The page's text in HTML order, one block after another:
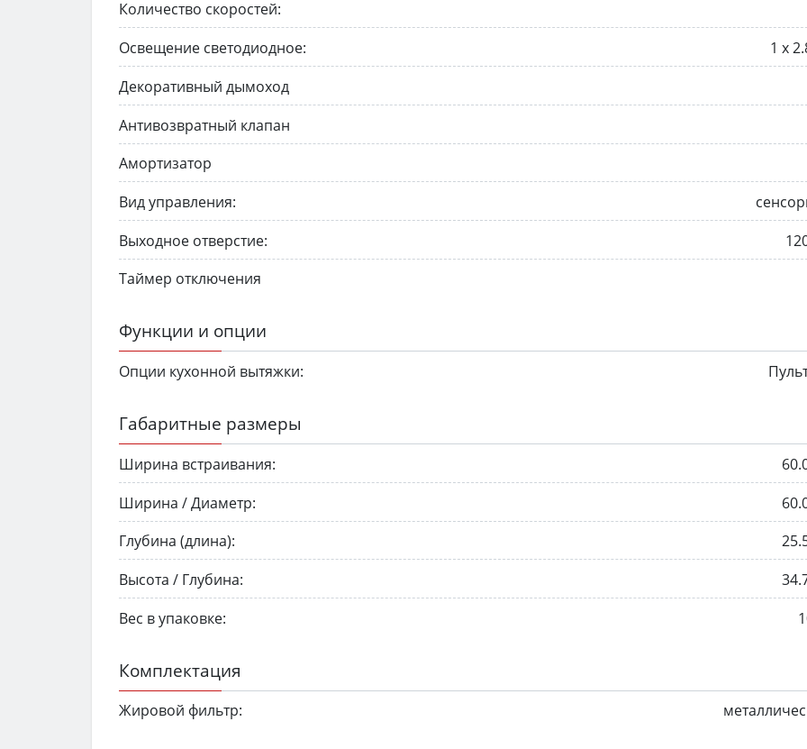
Количество скоростей:
Освещение светодиодное:
1 x
Декоративный дымоход
Антивозвратный клапан
Амортизатор
Вид управления:
Выходное отверстие:
Таймер отключения
Функции и опции
Опции кухонной вытяжки:
Габаритные размеры
Ширина встраивания:
Ширина / Диаметр:
Глубина (длина):
Высота / Глубина:
Вес в упаковке:
Комплектация
Жировой фильтр: